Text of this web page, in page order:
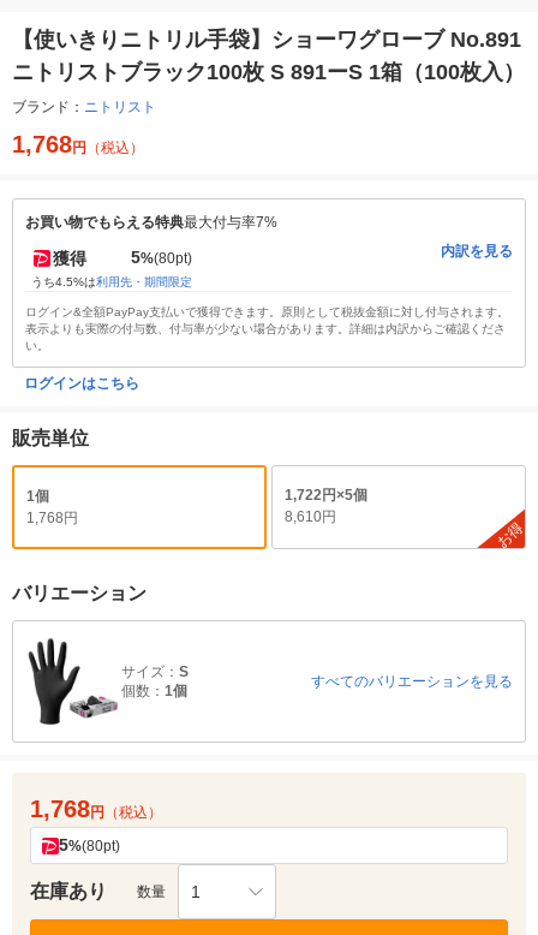
【使いきりニトリル手袋】ショーワグローブ No.891
ニトリストブラック100枚 S 891ーS 1箱（100枚入）
ブランド： ニトリスト
1,768円 （税込）
お買い物でもらえる特典最大付与率7%
獲得 5%(80pt)
うち4.5%は利用先・期間限定
内訳を見る
ログイン&全額PayPay支払いで獲得できます。原則として税抜金額に対し付与されます。
表示よりも実際の付与数、付与率が少ない場合があります。詳細は内訳からご確認くださ
い。
ログインはこちら
販売単位
1個
1,768円
1,722円×5個
8,610円
お得
バリエーション
サイズ： S
個数： 1個
すべてのバリエーションを見る
1,768円 （税込）
5%(80pt)
在庫あり 数量 1